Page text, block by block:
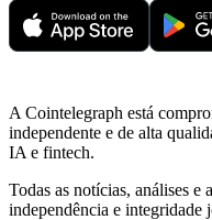
A Cointelegraph está
independente e de alta
IA e fintech.
Todas as notícias, análises e
independência e integridade